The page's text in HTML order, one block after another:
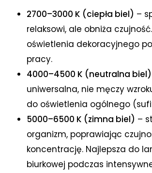
2700–3000 K (ciepła biel) –
relaksowi, ale obniża
oświetlenia dekoracyjnego
pracy.
4000–4500 K (neutralna biel)
uniwersalna, nie męczy
do oświetlenia ogólnego
5000–6500 K (zimna biel) –
organizm, poprawiając
koncentrację. Najlepsza do
biurkowej podczas